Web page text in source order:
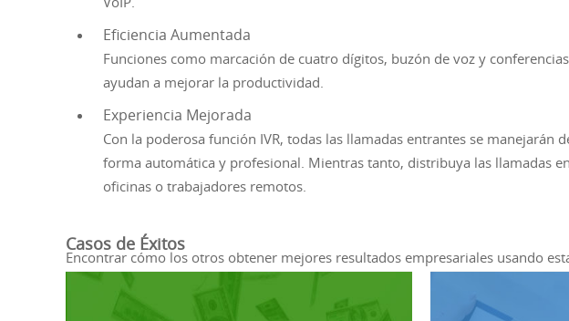
Eficiencia Aumentada
Funciones como marcación de cuatro dígitos, buzón de voz y conferencias
ayudan a mejorar la productividad.
Experiencia Mejorada
Con la poderosa función IVR, todas las llamadas entrantes se manejarán
forma automática y profesional. Mientras tanto, distribuya las llamadas
oficinas o trabajadores remotos.
Casos de Éxitos
Encontrar cómo los otros obtener mejores resultados empresariales usando